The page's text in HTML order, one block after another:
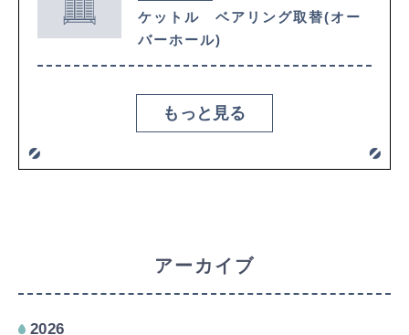
ケットル ベアリング取替(オー
バーホール)
もっと見る
アーカイブ
2026